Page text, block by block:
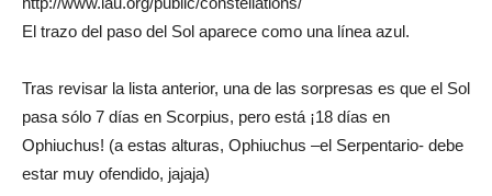
El trazo del paso del Sol aparece como una línea azul.
Tras revisar la lista anterior, una de las sorpresas es que el Sol
pasa sólo 7 días en Scorpius, pero está ¡18 días en
Ophiuchus! (a estas alturas, Ophiuchus –el Serpentario- debe
estar muy ofendido, jajaja)